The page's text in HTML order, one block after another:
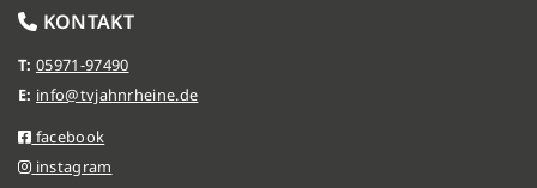
KONTAKT
T: 05971-97490
E: info@tvjahnrheine.de
facebook
instagram